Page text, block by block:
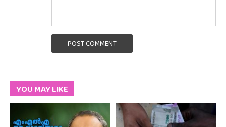
POST COMMENT
YOU MAY LIKE